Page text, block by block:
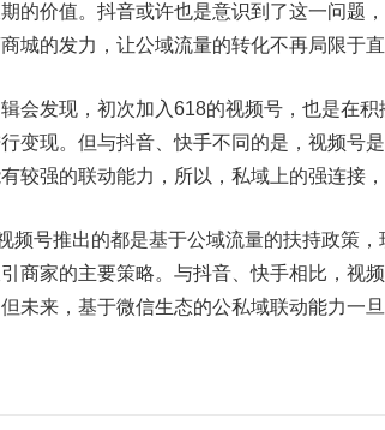
的价值。抖音或许也是意识到了这一问题
城的发力，让公域流量的转化不再局限于直
发现，初次加入618的视频号，也是在积
变现。但与抖音、快手不同的是，视频号
较强的联动能力，所以，私域上的强连接，
号推出的都是基于公域流量的扶持政策，
商家的主要策略。与抖音、快手相比，视
未来，基于微信生态的公私域联动能力一